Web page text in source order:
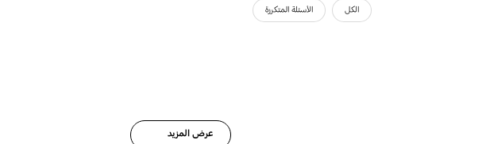
الكل الأسئلة المتكررة
عرض المزيد